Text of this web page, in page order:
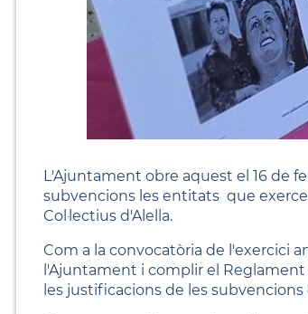
L'Ajuntament obre aquest el 16 de
subvencions les entitats que
Col·lectius d'Alella.
Com a la convocatòria de l'exercici
l'Ajuntament i complir el Reglament
les justificacions de les